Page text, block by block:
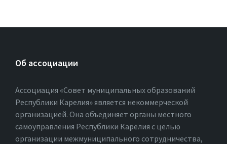
Об ассоциации
Ассоциация «Совет муниципальных образований
Республики Карелия» является некоммерческой
организацией. Она объединяет органы местного
самоуправления Республики Карелия с целью
организации межмуниципального сотрудничества,